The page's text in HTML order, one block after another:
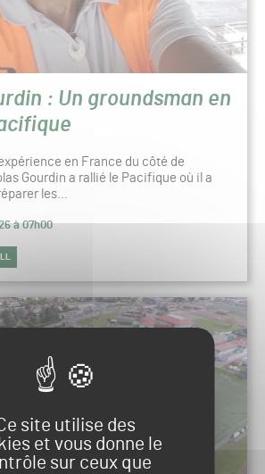
site utilise des
et vous donne le
sur ceux que
: Un groundsman en
en France du côté de
Gourdin a rallié le Pacifique où il a
les…
à 07h00